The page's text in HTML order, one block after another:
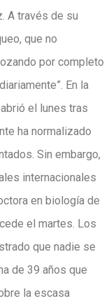
A través de su
que no
por completo
En la
el lunes tras
ha normalizado
Sin embargo,
internacionales
en biología de
el martes. Los
que nadie se
de 39 años que
la escasa